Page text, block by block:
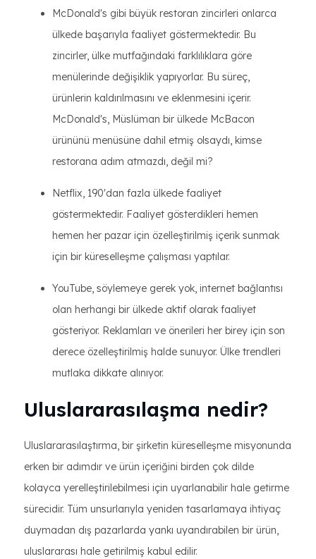
McDonald's gibi büyük restoran zincirleri onlarca
ülkede başarıyla faaliyet göstermektedir. Bu
zincirler, ülke mutfağındaki farklılıklara göre
menülerinde değişiklik yapıyorlar. Bu süreç,
ürünlerin kaldırılmasını ve eklenmesini içerir.
McDonald's, Müslüman bir ülkede McBacon
ürününü menüsüne dahil etmiş olsaydı, kimse
restorana adım atmazdı, değil mi?
Netflix, 190'dan fazla ülkede faaliyet
göstermektedir. Faaliyet gösterdikleri hemen
hemen her pazar için özelleştirilmiş içerik sunmak
için bir küreselleşme çalışması yaptılar.
YouTube, söylemeye gerek yok, internet bağlantısı
olan herhangi bir ülkede aktif olarak faaliyet
gösteriyor. Reklamları ve önerileri her birey için son
derece özelleştirilmiş halde sunuyor. Ülke trendleri
mutlaka dikkate alınıyor.
Uluslararasılaşma nedir?
Uluslararasılaştırma, bir şirketin küreselleşme misyonunda
erken bir adımdır ve ürün içeriğini birden çok dilde
kolayca yerelleştirilebilmesi için uyarlanabilir hale getirme
sürecidir. Tüm unsurlarıyla yeniden tasarlamaya ihtiyaç
duymadan dış pazarlarda yankı uyandırabilen bir ürün,
uluslararası hale getirilmiş kabul edilir.